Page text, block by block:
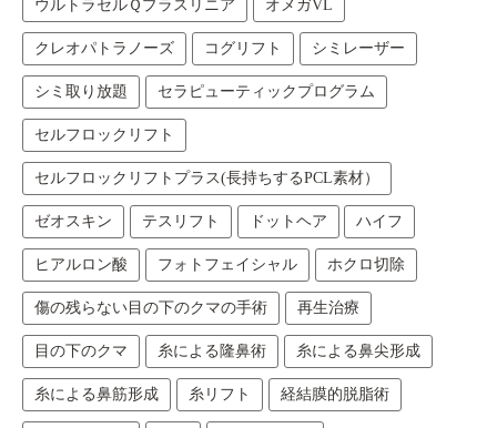
ウルトラセルＱプラスリニア オメガVL
クレオパトラノーズ コグリフト シミレーザー
シミ取り放題 セラピューティックプログラム
セルフロックリフト
セルフロックリフトプラス(長持ちするPCL素材）
ゼオスキン テスリフト ドットヘア ハイフ
ヒアルロン酸 フォトフェイシャル ホクロ切除
傷の残らない目の下のクマの手術 再生治療
目の下のクマ 糸による隆鼻術 糸による鼻尖形成
糸による鼻筋形成 糸リフト 経結膜的脱脂術